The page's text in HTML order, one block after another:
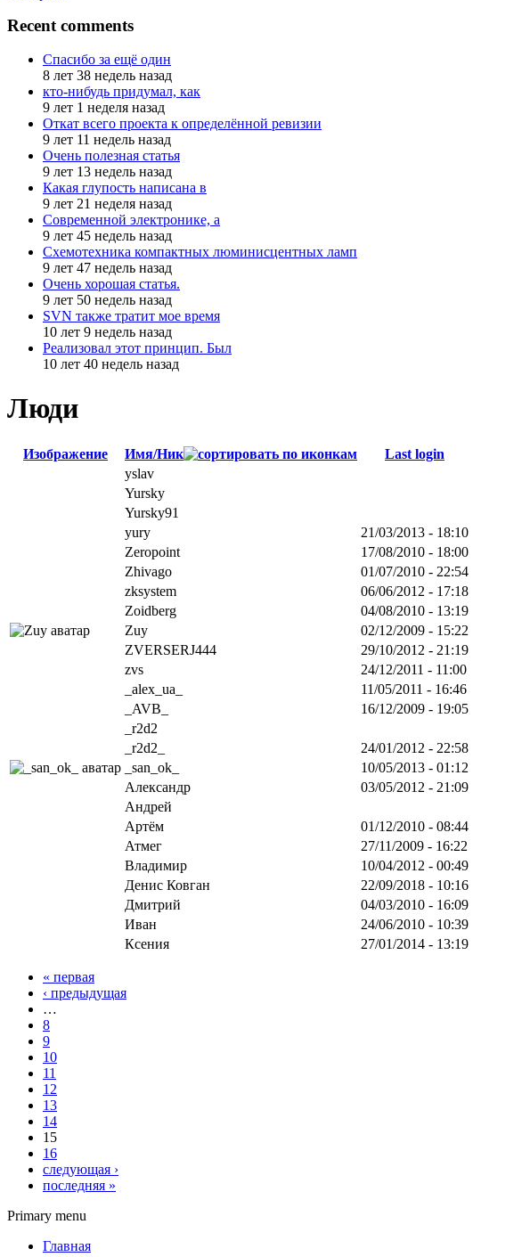
Recent comments
Спасибо за ещё один
8 лет 38 недель назад
кто-нибудь придумал, как
9 лет 1 неделя назад
Откат всего проекта к определённой ревизии
9 лет 11 недель назад
Очень полезная статья
9 лет 13 недель назад
Какая глупость написана в
9 лет 21 неделя назад
Современной электронике, а
9 лет 45 недель назад
Схемотехника компактных люминисцентных ламп
9 лет 47 недель назад
Очень хорошая статья.
9 лет 50 недель назад
SVN также тратит мое время
10 лет 9 недель назад
Реализовал этот принцип. Был
10 лет 40 недель назад
Люди
Изображение Имя/Ник
Last login
yslav
Yursky
Yursky91
yury
21/03/2013 - 18:10
Zeropoint
17/08/2010 - 18:00
Zhivago
01/07/2010 - 22:54
zksystem
06/06/2012 - 17:18
Zoidberg
04/08/2010 - 13:19
Zuy
02/12/2009 - 15:22
ZVERSERJ444
29/10/2012 - 21:19
zvs
24/12/2011 - 11:00
_alex_ua_
11/05/2011 - 16:46
_AVB_
16/12/2009 - 19:05
_r2d2
_r2d2_
24/01/2012 - 22:58
_san_ok_
10/05/2013 - 01:12
Александр
03/05/2012 - 21:09
Андрей
Артём
01/12/2010 - 08:44
Атмег
27/11/2009 - 16:22
Владимир
10/04/2012 - 00:49
Денис Ковган
22/09/2018 - 10:16
Дмитрий
04/03/2010 - 16:09
Иван
24/06/2010 - 10:39
Ксения
27/01/2014 - 13:19
« первая
‹ предыдущая
…
8
9
10
11
12
13
14
15
16
следующая ›
последняя »
Primary menu
Главная